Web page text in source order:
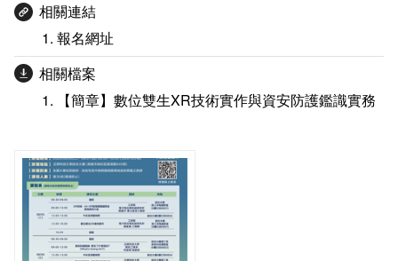
相關連結
報名網址
相關檔案
【簡章】數位雙生XR技術實作與資安防護鑑識實務